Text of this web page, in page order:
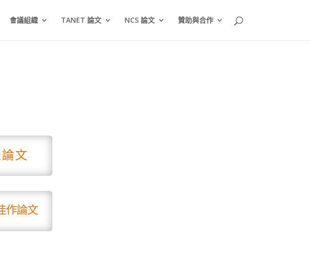
會議組織 TANET 論文 NCS 論文 贊助與合作
文
作論文